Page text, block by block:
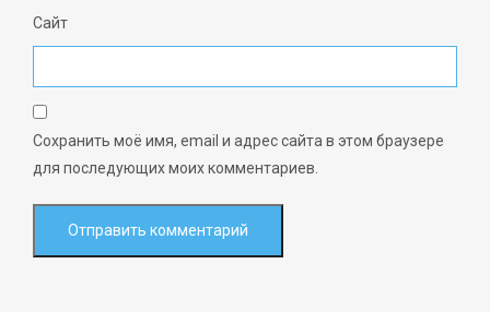
Сайт
Сохранить моё имя, email и адрес сайта в этом браузере
для последующих моих комментариев.